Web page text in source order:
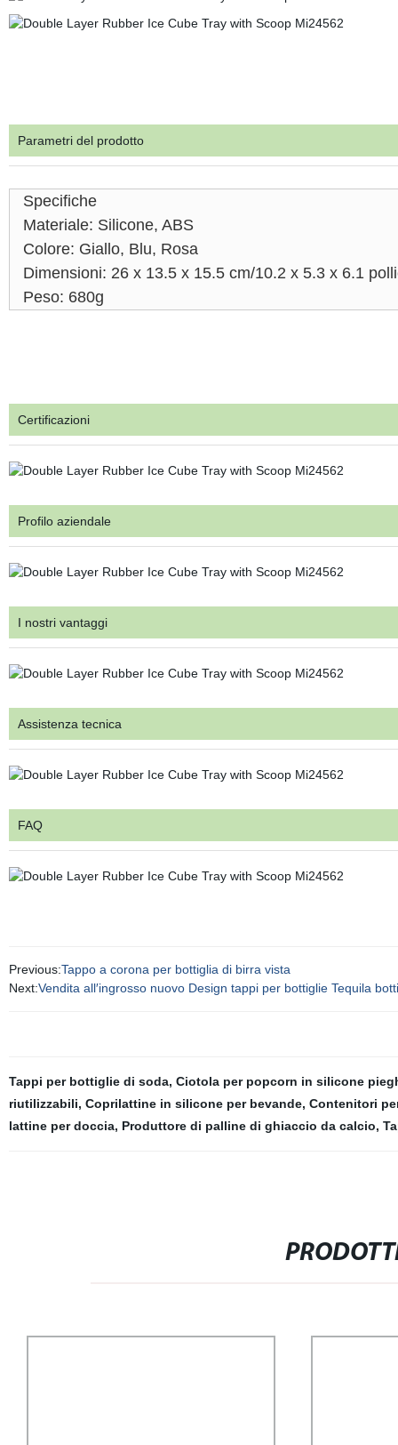
Parametri del prodotto
Specifiche
Materiale: Silicone, ABS
Colore: Giallo, Blu, Rosa
Dimensioni: 26 x 13.5 x 15.5 cm/10.2 x 5.3 x 6.1
Peso: 680g
Certificazioni
Profilo aziendale
I nostri vantaggi
Assistenza tecnica
FAQ
Previous:Tappo a corona per bottiglia di birra vista
Next:Vendita all′ingrosso nuovo Design tappi per bottiglie Tequila
Tappi per bottiglie di soda, Ciotola per popcorn in silicone
riutilizzabili, Coprilattine in silicone per bevande, Contenitori
lattine per doccia, Produttore di palline di ghiaccio da calcio,